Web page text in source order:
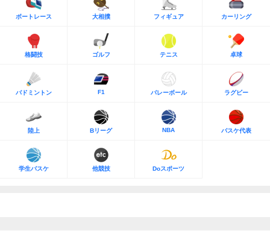
ボートレース 大相撲 フィギュア カーリング
格闘技 ゴルフ テニス 卓球
バドミントン F1 バレーボール ラグビー
陸上 Bリーグ NBA バスケ代表
学生バスケ 他競技 Doスポーツ